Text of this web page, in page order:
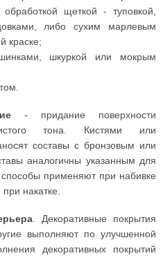
щеткой - туповкой,
либо сухим марлевым
краске;
шкуркой или мокрым
- придание поверхности
тона. Кистями или
составы с бронзовым или
аналогичны указанным для
применяют при набивке
накатке.
. Декоративные покрытия
выполняют по улучшенной
декоративных покрытий